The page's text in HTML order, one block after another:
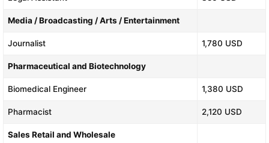
Media / Broadcasting / Arts / Entertainment
Journalist 1,780 USD
Pharmaceutical and Biotechnology
Biomedical Engineer 1,380 USD
Pharmacist 2,120 USD
Sales Retail and Wholesale